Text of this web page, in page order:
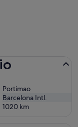
Portimao
Barcelona Intl.
1020 km